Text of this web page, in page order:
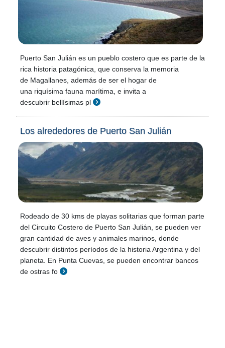
Puerto San Julián es un pueblo costero que es parte de la
rica historia patagónica, que conserva la memoria
de Magallanes, además de ser el hogar de
una riquísima fauna marítima, e invita a
descubrir bellísimas pl
Los alrededores de Puerto San Julián
Rodeado de 30 kms de playas solitarias que forman parte
del Circuito Costero de Puerto San Julián, se pueden ver
gran cantidad de aves y animales marinos, donde
descubrir distintos períodos de la historia Argentina y del
planeta. En Punta Cuevas, se pueden encontrar bancos
de ostras fo